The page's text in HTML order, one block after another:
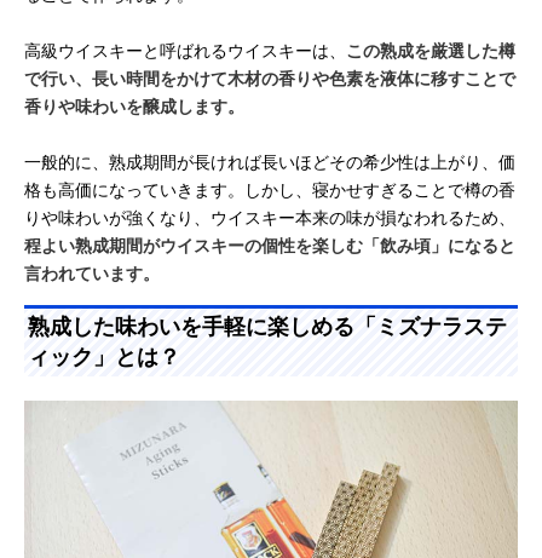
高級ウイスキーと呼ばれるウイスキーは、 この熟成を厳選した樽
で行い、長い時間をかけて木材の香りや色素を液体に移すことで
香りや味わいを醸成します。
一般的に、熟成期間が長ければ長いほどその希少性は上がり、価
格も高価になっていきます。しかし、寝かせすぎることで樽の香
りや味わいが強くなり、ウイスキー本来の味が損なわれるため、
程よい熟成期間がウイスキーの個性を楽しむ「飲み頃」になると
言われています。
熟成した味わいを手軽に楽しめる「ミズナラステ
ィック」とは？